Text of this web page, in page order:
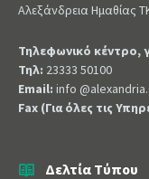
Αλεξάνδρεια Ημαθίας
Τηλεφωνικό κέντρο,
Τηλ: 23333 50100
Email: info
Fax (Για όλες τις
Δελτία Τύπου